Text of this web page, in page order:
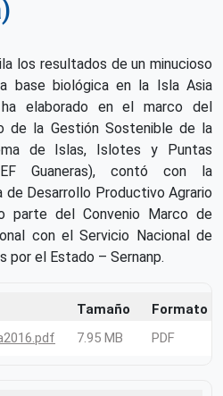
los resultados de un minucioso
base biológica en la Isla Asia
elaborado en el marco del
de la Gestión Sostenible de la
de Islas, Islotes y Puntas
Guaneras), contó con la
de Desarrollo Productivo Agrario
parte del Convenio Marco de
con el Servicio Nacional de
por el Estado – Sernanp.
Tamaño
Formato
7.95 MB PDF